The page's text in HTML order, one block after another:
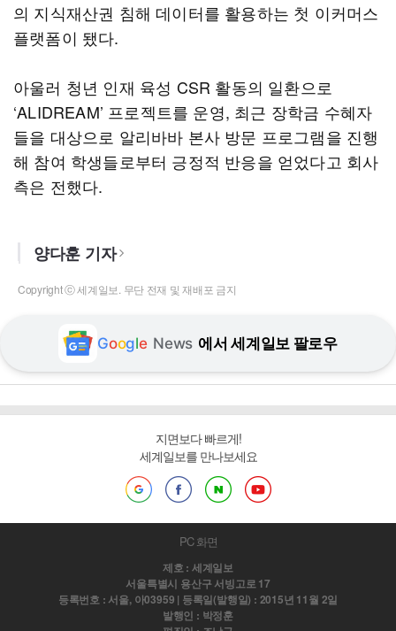
의 지식재산권 침해 데이터를 활용하는 첫 이커머스
플랫폼이 됐다.
아울러 청년 인재 육성 CSR 활동의 일환으로
‘ALIDREAM’ 프로젝트를 운영, 최근 장학금 수혜자
들을 대상으로 알리바바 본사 방문 프로그램을 진행
해 참여 학생들로부터 긍정적 반응을 얻었다고 회사
측은 전했다.
양다훈 기자
Copyright ⓒ 세계일보. 무단 전재 및 재배포 금지
Google News 에서 세계일보 팔로우
지면보다 빠르게!
세계일보를 만나보세요
PC 화면
제호 : 세계일보
서울특별시 용산구 서빙고로 17
등록번호 : 서울, 아03959 | 등록일(발행일) : 2015년 11월 2일
발행인 : 박정훈